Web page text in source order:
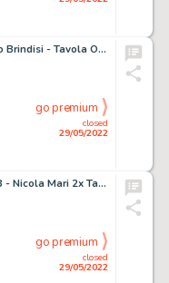
Dylan Dog n. 302 - Bruno Brindisi - Tavola Originale "Il delitto perfetto" - Page volante - Exemplaire unique - (2014)
closed
29/05/2022
go premium
Dylan Dog speciale n. 13 - Nicola Mari 2x Tavola Originale "Goliath" - Page volante - Exemplaire unique - (1999)
closed
29/05/2022
go premium